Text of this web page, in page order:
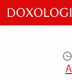
Skip
to
main